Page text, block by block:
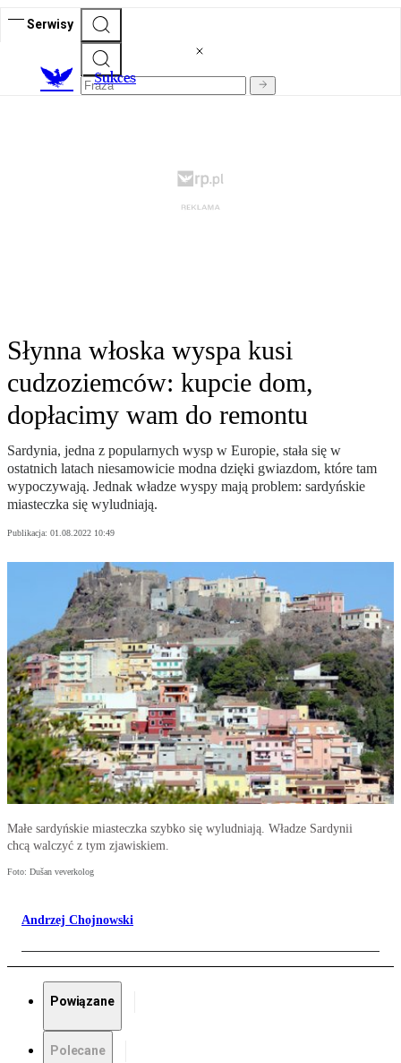
Serwisy
Sukces
Słynna włoska wyspa kusi
cudzoziemców: kupcie dom,
dopłacimy wam do remontu
Sardynia, jedna z popularnych wysp w Europie, stała się w
ostatnich latach niesamowicie modna dzięki gwiazdom, które tam
wypoczywają. Jednak władze wyspy mają problem: sardyńskie
miasteczka się wyludniają.
Publikacja: 01.08.2022 10:49
Małe sardyńskie miasteczka szybko się wyludniają. Władze Sardynii
chcą walczyć z tym zjawiskiem.
Foto: Dušan veverkolog
Andrzej Chojnowski
Powiązane
Polecane